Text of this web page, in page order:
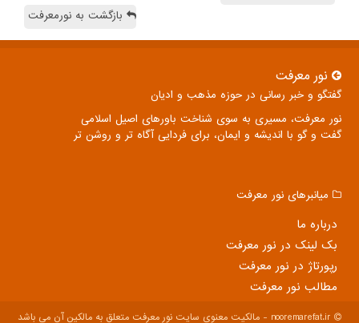
بازگشت به نورمعرفت
نور معرفت
گفتگو و خبر رسانی در حوزه مذهب و ادیان
نور معرفت، مسیری به سوی شناخت باورهای اصیل اسلامی
گفت و گو با اندیشه و ایمان، برای فردایی آگاه تر و روشن تر
میانبرهای نور معرفت
درباره ما
بک لینک در نور معرفت
رپورتاژ در نور معرفت
مطالب نور معرفت